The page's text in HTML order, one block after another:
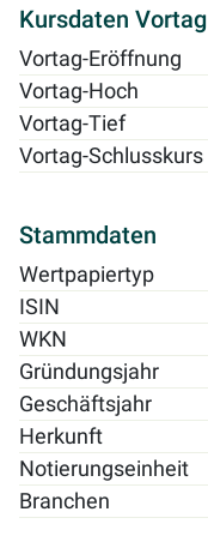
Kursdaten Vortag
Vortag-Eröffnung
Vortag-Hoch
Vortag-Tief
Vortag-Schlusskurs
Stammdaten
Wertpapiertyp
ISIN
WKN
Gründungsjahr
Geschäftsjahr
Herkunft
Notierungseinheit
Branchen